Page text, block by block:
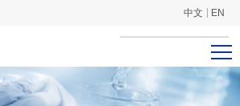
中文 EN